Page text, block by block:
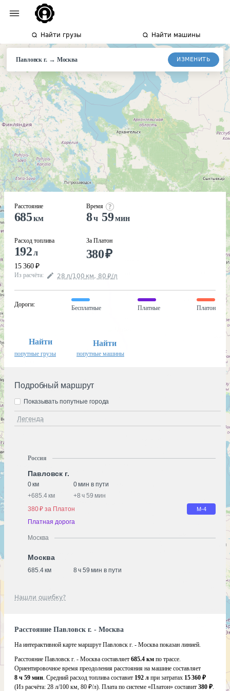
Найти грузы Найти машины
Павловск г.→ Москва ИЗМЕНИТЬ
Расстояние
685км
Расход топлива
192л
15 360 ₽
Время
8ч 59мин
За Платон
380₽
Из расчёта: 28 л/100 км, 80 ₽/л
Дороги:
Бесплатные Платные Платон
Найти
попутные грузы
Найти
попутные машины
Подробный маршрут
Легенда
Показывать попутные города
Россия
Павловск г.
0 км
0 мин в пути
+685.4 км +8 ч 59 мин
380 ₽ за Платон
М-4
Платная дорога
Москва
Москва
685.4 км 8 ч 59 мин в пути
Нашли ошибку?
Расстояние Павловск г. - Москва
На интерактивной карте маршрут Павловск г. - Москва показан линией.
Расстояние Павловск г. - Москва составляет 685.4 км по трассе.
Ориентировочное время преодоления расстояния на машине составляет
8 ч 59 мин. Средний расход топлива составит 192 л при затратах 15 360 ₽
(Из расчёта: 28 л/100 км, 80 ₽/л). Плата по системе «Платон» составит 380 ₽.